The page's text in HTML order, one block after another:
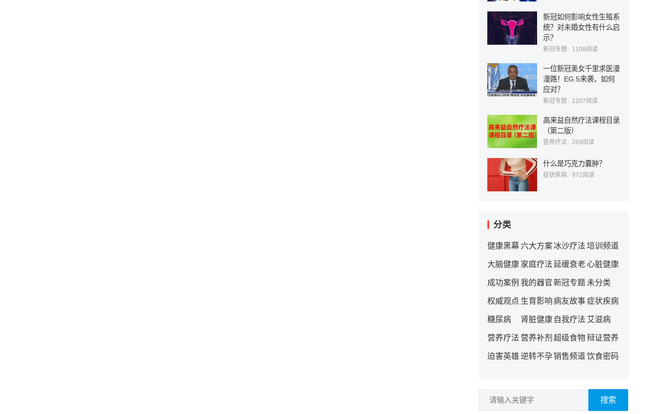
新冠如何影响女性生殖系
统？对未婚女性有什么启
示？
新冠专题 · 1108阅读
一位新冠美女千里求医漫
漫路！EG.5来袭，如何
应对？
新冠专题 · 1207阅读
高来益自然疗法课程目录
（第二版）
营养疗法 · 269阅读
什么是巧克力囊肿？
症状疾病 · 972阅读
分类
健康黑幕 六大方案冰沙疗法 培训频道
大脑健康 家庭疗法 延缓衰老 心脏健康
成功案例 我的器官新冠专题 未分类
权威观点 生育影响病友故事症状疾病
糖尿病 肾脏健康 自我疗法 艾滋病
营养疗法 营养补剂 超级食物辩证营养
迫害英雄 逆转不孕销售频道饮食密码
搜索